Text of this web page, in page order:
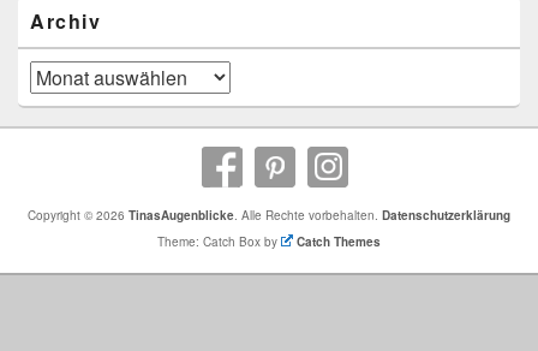
Archiv
Archiv
Copyright © 2026 TinasAugenblicke . Alle Rechte vorbehalten. Datenschutzerklärung
Theme: Catch Box by
Catch Themes